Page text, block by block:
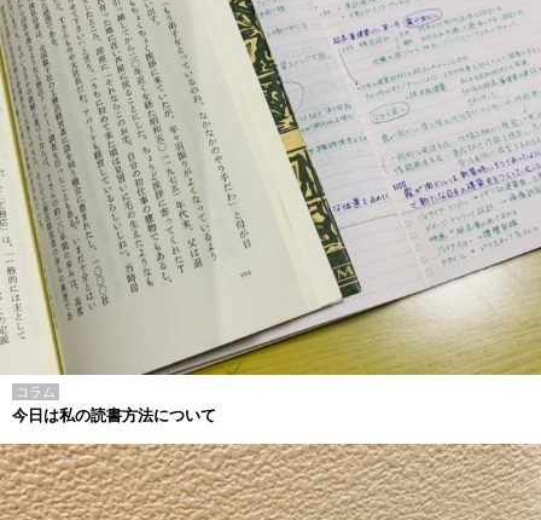
コラム
今日は私の読書方法について